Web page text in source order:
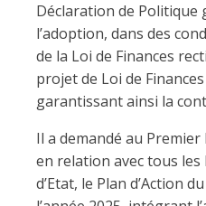
Déclaration de Politique
l’adoption, dans des
de la Loi de Finances
projet de Loi de
garantissant ainsi la
Il a demandé au
en relation avec tous
d’Etat, le Plan d’Action